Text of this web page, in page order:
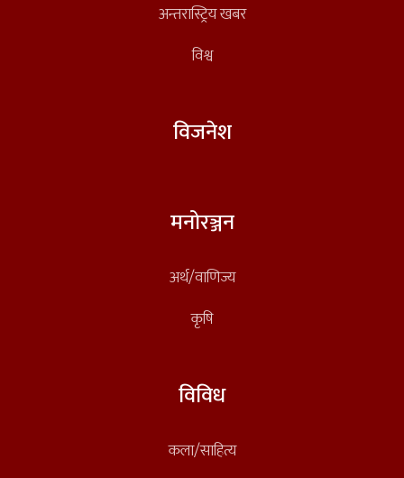
अन्तरास्ट्रिय खबर
विश्व
विजनेश
मनोरञ्जन
अर्थ/वाणिज्य
कृषि
विविध
कला/साहित्य